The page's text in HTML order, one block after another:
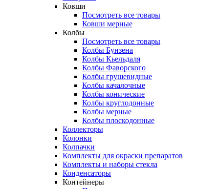
Ковши
Посмотреть все товары
Ковши мерные
Колбы
Посмотреть все товары
Колбы Бунзена
Колбы Кьельдаля
Колбы Фаворского
Колбы грушевидные
Колбы качалочные
Колбы конические
Колбы круглодонные
Колбы мерные
Колбы плоскодонные
Коллекторы
Колонки
Колпачки
Комплекты для окраски препаратов
Комплекты и наборы стекла
Конденсаторы
Контейнеры